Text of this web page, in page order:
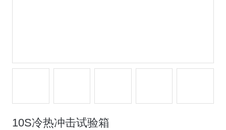
10S冷热冲击试验箱